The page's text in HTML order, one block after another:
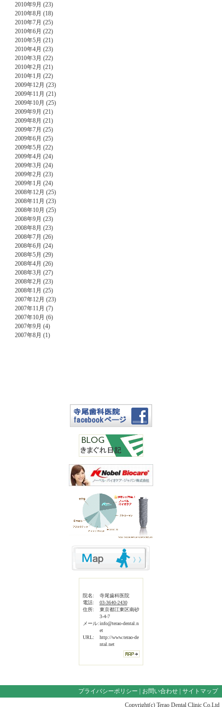
2010年9月 (23)
2010年8月 (18)
2010年7月 (25)
2010年6月 (22)
2010年5月 (21)
2010年4月 (23)
2010年3月 (22)
2010年2月 (21)
2010年1月 (22)
2009年12月 (23)
2009年11月 (21)
2009年10月 (25)
2009年9月 (21)
2009年8月 (21)
2009年7月 (25)
2009年6月 (25)
2009年5月 (22)
2009年4月 (24)
2009年3月 (24)
2009年2月 (23)
2009年1月 (24)
2008年12月 (25)
2008年11月 (23)
2008年10月 (25)
2008年9月 (23)
2008年8月 (23)
2008年7月 (26)
2008年6月 (24)
2008年5月 (29)
2008年4月 (26)
2008年3月 (27)
2008年2月 (23)
2008年1月 (25)
2007年12月 (23)
2007年11月 (7)
2007年10月 (6)
2007年9月 (4)
2007年8月 (1)
院名:
寺尾歯科医院
電話:
03-3640-2430
住所:
東京都江東区南砂
3-4-7
メール:info@terao-dental.n
et
URL:
http://www.terao-de
ntal.net
プライバシーポリシー | お問い合わせ | サイトマップ
Copyright(c) Terao Dental Clinic Co.Ltd